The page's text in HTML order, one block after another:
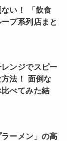
い！ 「飲食
プ系列店まと
ンジでスピー
方法！ 面倒な
べてみた結
ーメン」の高